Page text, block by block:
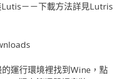
－－下載方法詳見Lutris
運行環境裡找到Wine，點